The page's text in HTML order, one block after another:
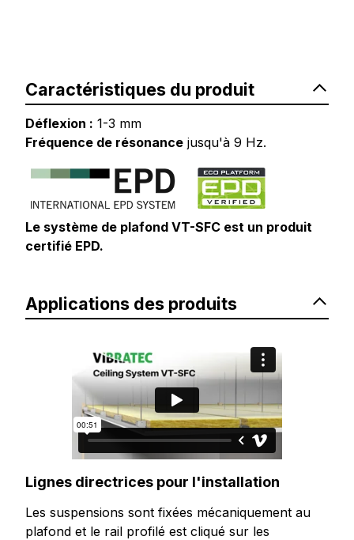
Caractéristiques du produit
Déflexion : 1-3 mm
Fréquence de résonance jusqu'à 9 Hz.
Le système de plafond VT-SFC est un produit
certifié EPD.
Applications des produits
Lignes directrices pour l'installation
Les suspensions sont fixées mécaniquement au
plafond et le rail profilé est cliqué sur les